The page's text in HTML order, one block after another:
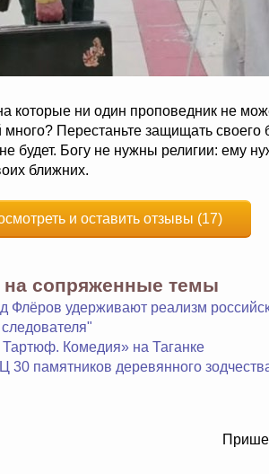
которые ни один проповедник не
много? Перестаньте защищать своего
будет. Богу не нужны религии: ему
ближних.
и оставить отзывы (17)
на сопряженные темы
Флёров удерживают реализм
Тартюф. Комедия» на Таганке
30 памятников деревянного